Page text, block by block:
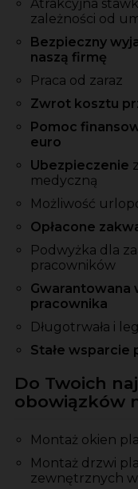
Atrakcyjna
zależności od
Bezpieczny
naszą firmę
Praca od zaraz
Zwrot kosztu
Pomoc
euro
Ubezpieczenie
medyczną
Możliwość
Opłacone
Podwyżka dla
pracowników
Gwarantowana
pracownika
Długotrwała i
Stałe wsparcie
Do Twoich
obowiązków
Montaż okien
Montaż drzwi
zewnętrznych